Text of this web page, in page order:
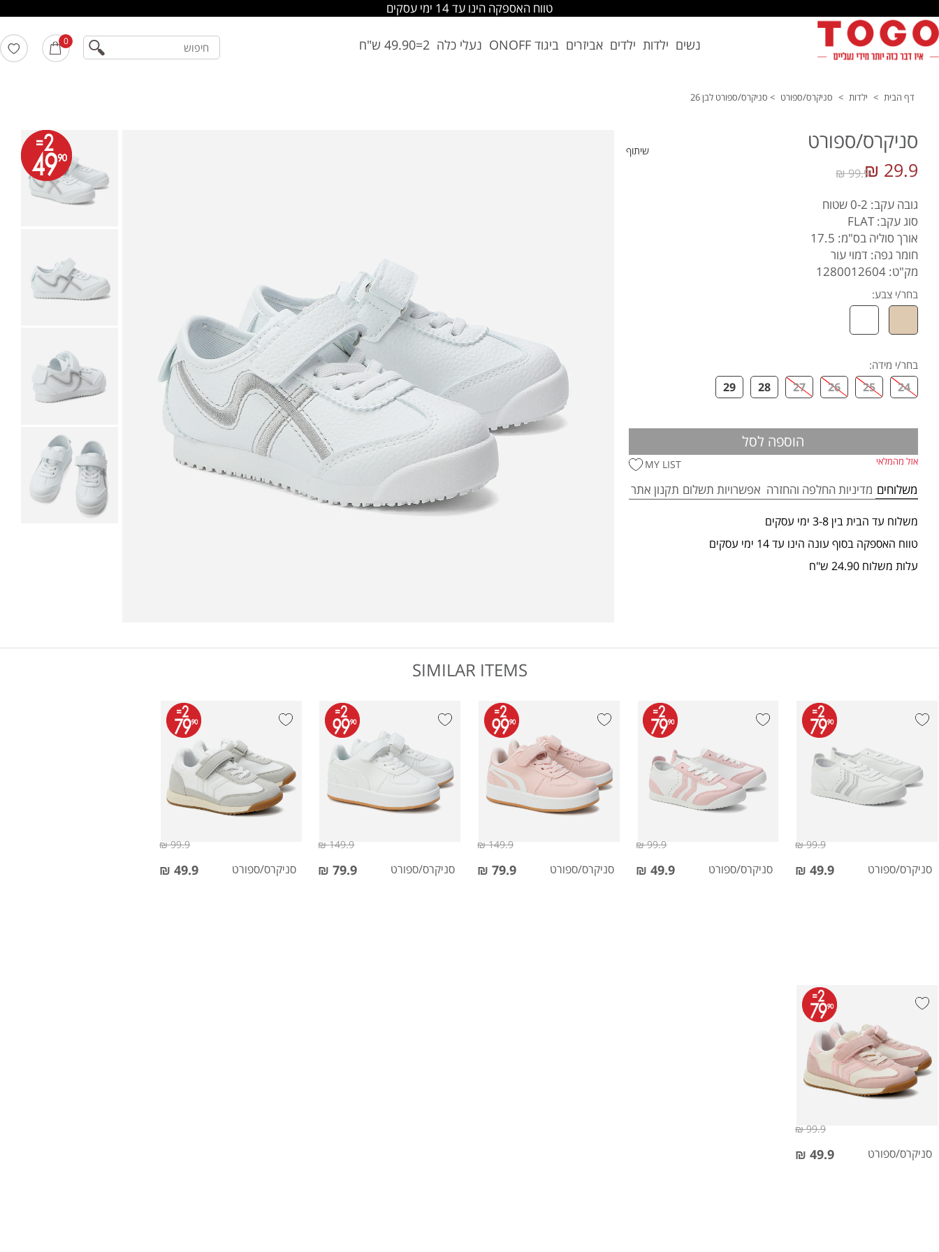
החלפה והחזרה מתבצעת בסניפי הרשת
נשים ילדות ילדים אביזרים ביגוד ONOFF נעלי כלה 2=49.90 ש"ח 0 חיפוש
דף הבית > ילדות > סניקרס/ספורט > סניקרס/ספורט לבן 26
שיתוף סניקרס/ספורט
29.9 ₪
99.9 ₪
גובה עקב: 0-2 שטוח
סוג עקב: FLAT
אורך סוליה בס"מ: 17.5
חומר גפה: דמוי עור
מק"ט: 1280012604
בחר/י צבע:
בחר/י מידה:
24
25
26
27
28
29
הוספה לסל
MY LIST אזל מהמלאי
משלוחים מדיניות החלפה והחזרה אפשרויות תשלום תקנון אתר
משלוח עד הבית בין 3-8 ימי עסקים
טווח האספקה בסוף עונה הינו עד 14 ימי עסקים
עלות משלוח 24.90 ש"ח
SIMILAR ITEMS
סניקרס/ספורט 49.9 ₪
99.9 ₪
סניקרס/ספורט 49.9 ₪
99.9 ₪
סניקרס/ספורט 79.9 ₪
149.9 ₪
סניקרס/ספורט 79.9 ₪
149.9 ₪
סניקרס/ספורט 49.9 ₪
99.9 ₪
סניקרס/ספורט 49.9 ₪
99.9 ₪